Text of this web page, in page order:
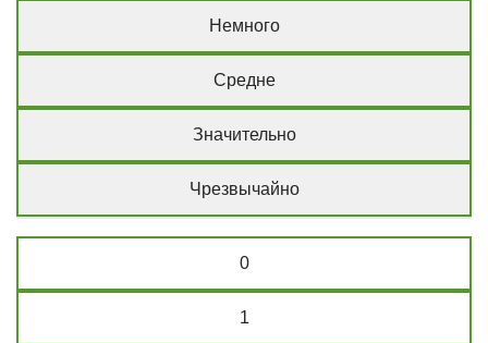
Немного
Средне
Значительно
Чрезвычайно
0
1